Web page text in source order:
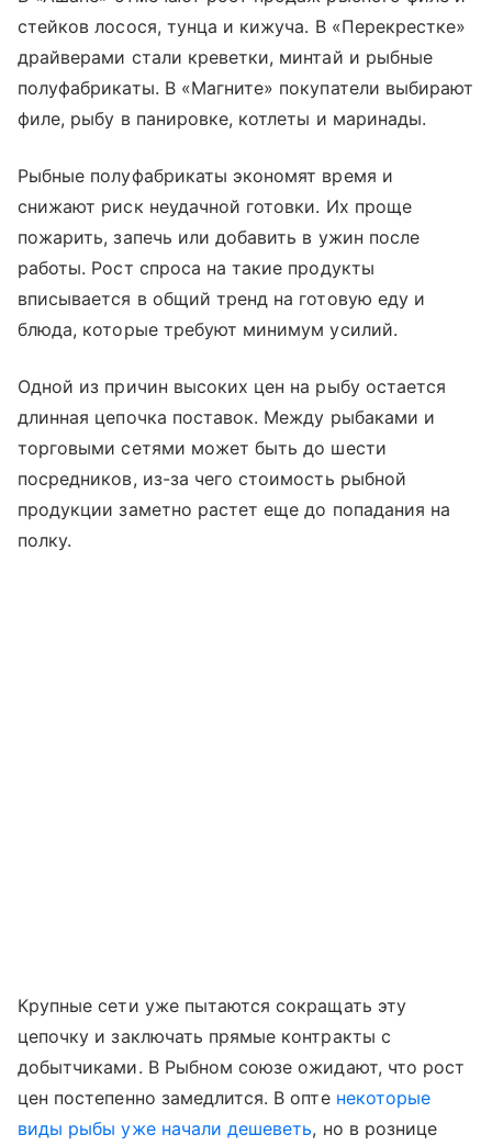
стейков лосося, тунца и кижуча. В «Перекрестке»
драйверами стали креветки, минтай и рыбные
полуфабрикаты. В «Магните» покупатели выбирают
филе, рыбу в панировке, котлеты и маринады.
Рыбные полуфабрикаты экономят время и
снижают риск неудачной готовки. Их проще
пожарить, запечь или добавить в ужин после
работы. Рост спроса на такие продукты
вписывается в общий тренд на готовую еду и
блюда, которые требуют минимум усилий.
Одной из причин высоких цен на рыбу остается
длинная цепочка поставок. Между рыбаками и
торговыми сетями может быть до шести
посредников, из-за чего стоимость рыбной
продукции заметно растет еще до попадания на
полку.
Крупные сети уже пытаются сокращать эту
цепочку и заключать прямые контракты с
добытчиками. В Рыбном союзе ожидают, что рост
цен постепенно замедлится. В опте некоторые
виды рыбы уже начали дешеветь, но в рознице